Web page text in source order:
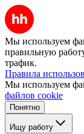
Мы используем
правильную
трафик.
Правила
Мы используем
файлов cookie
Понятно
Ищу работу